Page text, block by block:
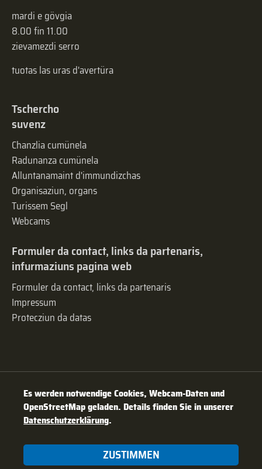
mardi e gövgia
8.00 fin 11.00
zievamezdi serro
tuotas las uras d'avertüra
Tschercho
suvenz
Chanzlia cumünela
Radunanza cumünela
Alluntanamaint d'immundizchas
Organisaziun, organs
Turissem Segl
Webcams
Formuler da contact, links da partenaris,
infurmaziuns pagina web
Formuler da contact, links da partenaris
Impressum
Protecziun da datas
Es werden notwendige Cookies, Webcam-Daten und
OpenStreetMap geladen. Details finden Sie in unserer
Datenschutzerklärung.
ZUSTIMMEN